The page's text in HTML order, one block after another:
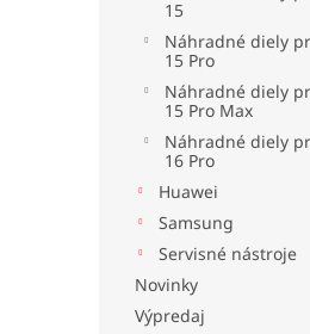
15
Náhradné diely
15 Pro
Náhradné diely
15 Pro Max
Náhradné diely
16 Pro
Huawei
Samsung
Servisné nástroje
Novinky
Výpredaj